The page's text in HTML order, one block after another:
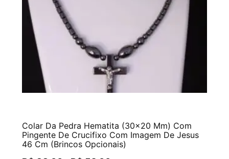
Colar Da Pedra Hematita (30×20 Mm) Com
Pingente De Crucifixo Com Imagem De Jesus
46 Cm (Brincos Opcionais)